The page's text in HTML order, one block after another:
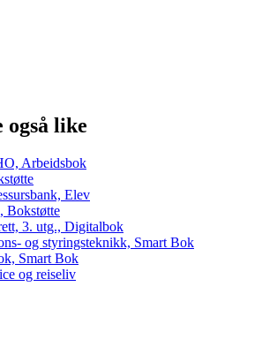
også like
Arbeidsbok
Elev
Bokstøtte
3. utg., Digitalbok
og styringsteknikk, Smart Bok
Smart Bok
og reiseliv